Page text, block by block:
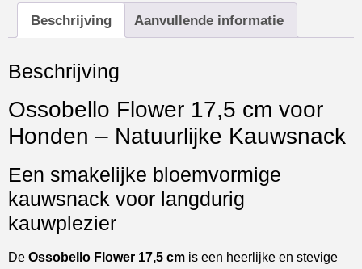
Beschrijving Aanvullende informatie
Beschrijving
Ossobello Flower 17,5 cm voor
Honden – Natuurlijke Kauwsnack
Een smakelijke bloemvormige
kauwsnack voor langdurig
kauwplezier
De Ossobello Flower 17,5 cm is een heerlijke en stevige